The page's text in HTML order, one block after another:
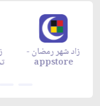
زاد شهر رمضان -
appgallery